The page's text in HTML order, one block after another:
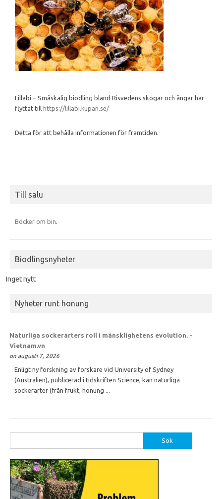
Lillabi – Småskalig biodling bland Risvedens skogar och ängar har
flyttat till https://lillabi.kupan.se/
Detta för att behålla informationen för framtiden.
Till salu
Böcker om bin.
Biodlingsnyheter
Inget nytt
Nyheter runt honung
Naturliga sockerarters roll i mänsklighetens evolution. -
Vietnam.vn
on augusti 7, 2026
Enligt ny forskning av forskare vid University of Sydney
(Australien), publicerad i tidskriften Science, kan naturliga
sockerarter (från frukt, honung ...
efter: